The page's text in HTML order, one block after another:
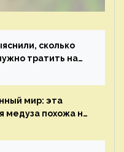
сколько
тратить на
новости экологии
мир: эта
медуза похожа на
ECOportal